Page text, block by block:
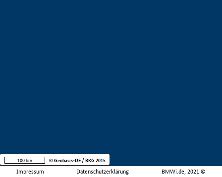
Impressum Datenschutzerklärung BMWi.de, 2021 ©
100 km © Geobasis-DE / BKG 2015